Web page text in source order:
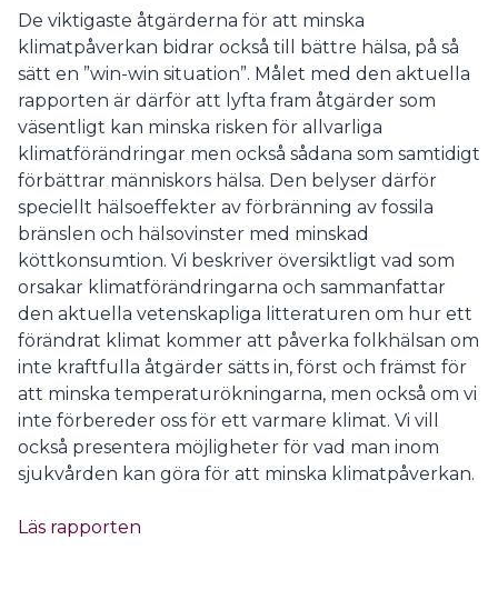
De viktigaste åtgärderna för att minska
klimatpåverkan bidrar också till bättre hälsa, på så
sätt en ”win-win situation”. Målet med den aktuella
rapporten är därför att lyfta fram åtgärder som
väsentligt kan minska risken för allvarliga
klimatförändringar men också sådana som samtidigt
förbättrar människors hälsa. Den belyser därför
speciellt hälsoeffekter av förbränning av fossila
bränslen och hälsovinster med minskad
köttkonsumtion. Vi beskriver översiktligt vad som
orsakar klimatförändringarna och sammanfattar
den aktuella vetenskapliga litteraturen om hur ett
förändrat klimat kommer att påverka folkhälsan om
inte kraftfulla åtgärder sätts in, först och främst för
att minska temperaturökningarna, men också om vi
inte förbereder oss för ett varmare klimat. Vi vill
också presentera möjligheter för vad man inom
sjukvården kan göra för att minska klimatpåverkan.
Läs rapporten